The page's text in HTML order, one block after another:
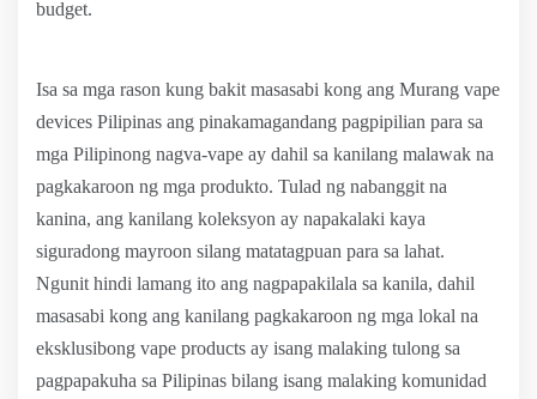
budget.
Isa sa mga rason kung bakit masasabi kong ang Murang vape
devices Pilipinas ang pinakamagandang pagpipilian para sa
mga Pilipinong nagva-vape ay dahil sa kanilang malawak na
pagkakaroon ng mga produkto. Tulad ng nabanggit na
kanina, ang kanilang koleksyon ay napakalaki kaya
siguradong mayroon silang matatagpuan para sa lahat.
Ngunit hindi lamang ito ang nagpapakilala sa kanila, dahil
masasabi kong ang kanilang pagkakaroon ng mga lokal na
eksklusibong vape products ay isang malaking tulong sa
pagpapakuha sa Pilipinas bilang isang malaking komunidad